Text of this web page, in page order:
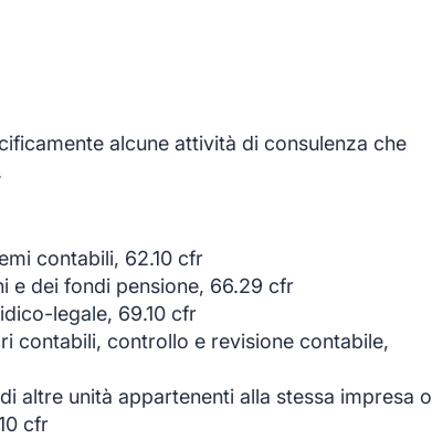
alcune attività di consulenza che
contabili, 62.10 cfr
e dei fondi pensione, 66.29 cfr
legale, 69.10 cfr
contabili, controllo e revisione contabile,
altre unità appartenenti alla stessa impresa o
cfr